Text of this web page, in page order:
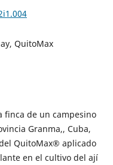
QuitoMax
finca de un campesino
Granma,, Cuba,
QuitoMax® aplicado
en el cultivo del ají